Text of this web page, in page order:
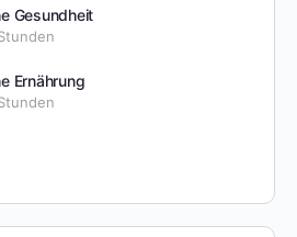
Gesundheit
Ernährung